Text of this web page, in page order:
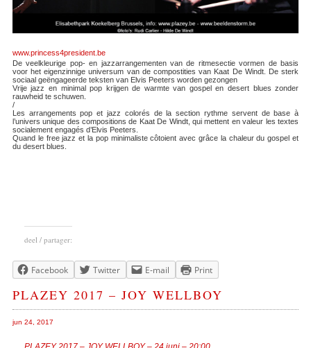
www.princess4president.be
De veelkleurige pop- en jazzarrangementen van de ritmesectie vormen de basis
voor het eigenzinnige universum van de compostities van Kaat De Windt. De sterk
sociaal geëngageerde teksten van Elvis Peeters worden gezongen
Vrije jazz en minimal pop krijgen de warmte van gospel en desert blues zonder
rauwheid te schuwen.
​/
Les arrangements pop et jazz colorés de la section rythme servent de base à
l’univers unique des compositions de Kaat De Windt, qui mettent en valeur les textes
socialement engagés d’Elvis Peeters.
Quand le free jazz et la pop minimaliste côtoient avec grâce la chaleur du gospel et
du desert blues.
deel / partager:
Facebook Twitter E-mail Print
PLAZEY 2017 – JOY WELLBOY
jun 24, 2017